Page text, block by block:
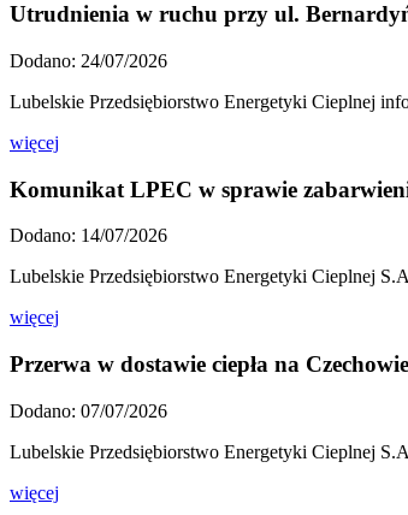
Utrudnienia w ruchu przy ul.
Dodano: 24/07/2026
Lubelskie Przedsiębiorstwo Energetyki Cieplnej
więcej
Komunikat LPEC w sprawie
Dodano: 14/07/2026
Lubelskie Przedsiębiorstwo Energetyki Cieplnej
więcej
Przerwa w dostawie ciepła na Czechowie
Dodano: 07/07/2026
Lubelskie Przedsiębiorstwo Energetyki Cieplnej
więcej